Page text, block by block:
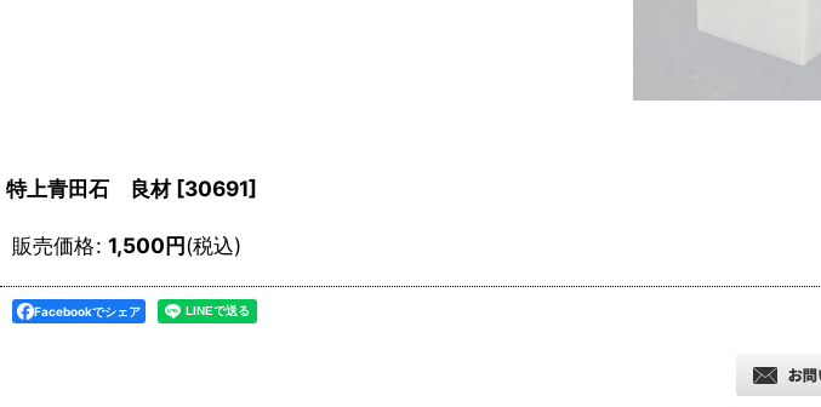
特上青田石 良材 [30691]
販売価格: 1,500円(税込)
Facebookでシェア